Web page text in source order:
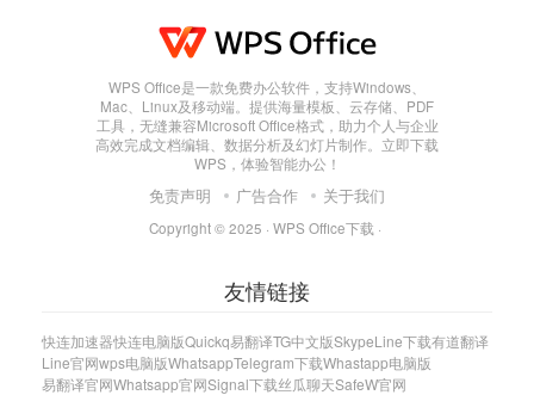
WPS Office是一款免费办公软件，支持Windows、
Mac、Linux及移动端。提供海量模板、云存储、PDF
工具，无缝兼容Microsoft Office格式，助力个人与企业
高效完成文档编辑、数据分析及幻灯片制作。立即下载
WPS，体验智能办公！
免责声明 广告合作 关于我们
Copyright © 2025 · WPS Office下载 ·
友情链接
快连加速器快连电脑版Quickq易翻译TG中文版SkypeLine下载有道翻译
Line官网wps电脑版WhatsappTelegram下载Whastapp电脑版
易翻译官网Whatsapp官网Signal下载丝瓜聊天SafeW官网